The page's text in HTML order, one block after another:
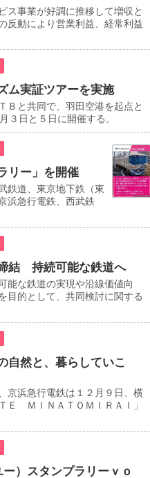
事業が好調に推移して増収と
反動により営業利益、経常利益
ム実証ツアーを実施
と共同で、羽田空港を起点と
３日と５日に開催する。
リー」を開催
鉄道、東京地下鉄（東
浜急行電鉄、西武鉄
結 持続可能な鉄道へ
能な鉄道の実現や沿線価値向
目的として、共同検討に関する
然と、暮らしていこ
浜急行電鉄は１２月９日、横
Ｅ ＭＩＮＡＴＯＭＩＲＡＩ」
）スタンプラリーｖｏ